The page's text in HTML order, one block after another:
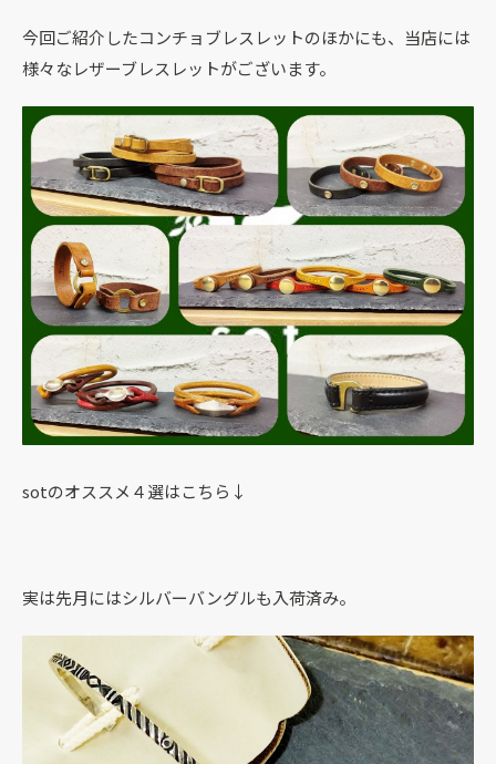
今回ご紹介したコンチョブレスレットのほかにも、当店には
様々なレザーブレスレットがございます。
sotのオススメ４選はこちら↓
実は先月にはシルバーバングルも入荷済み。